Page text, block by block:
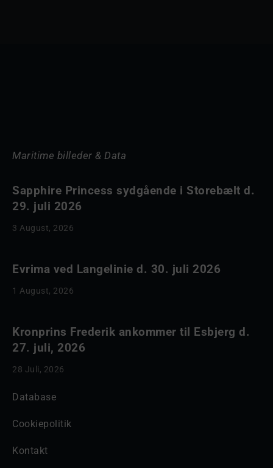
Maritime billeder & Data
Sapphire Princess sydgående i Storebælt d.
29. juli 2026
3 August, 2026
Evrima ved Langelinie d. 30. juli 2026
1 August, 2026
Kronprins Frederik ankommer til Esbjerg d.
27. juli, 2026
28 Juli, 2026
Database
Cookiepolitik
Kontakt